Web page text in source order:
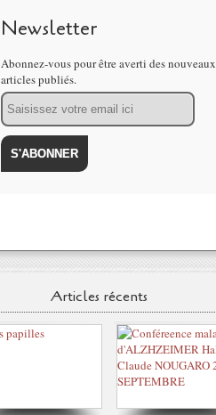
Newsletter
Abonnez-vous pour être averti des nouveaux
articles publiés.
Email
Articles récents